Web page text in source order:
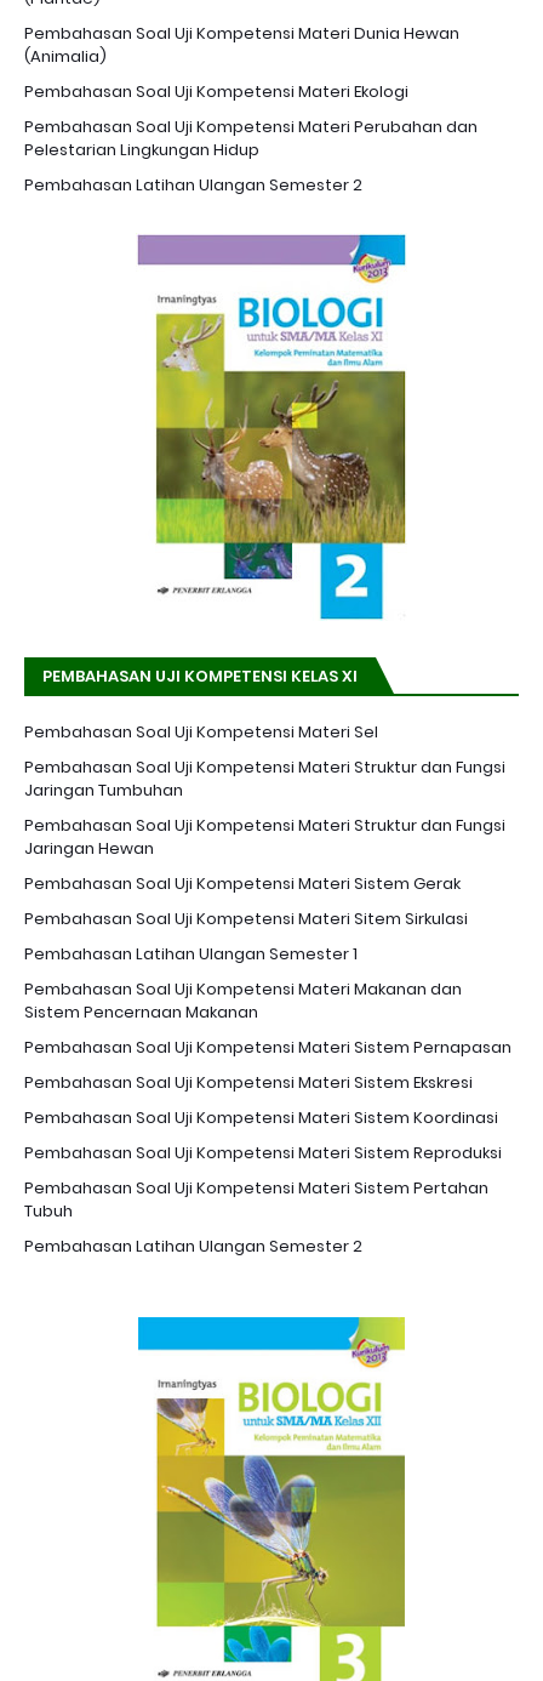
Pembahasan Soal Uji Kompetensi Materi Dunia Hewan
(Animalia)
Pembahasan Soal Uji Kompetensi Materi Ekologi
Pembahasan Soal Uji Kompetensi Materi Perubahan dan
Pelestarian Lingkungan Hidup
Pembahasan Latihan Ulangan Semester 2
PEMBAHASAN UJI KOMPETENSI KELAS XI
Pembahasan Soal Uji Kompetensi Materi Sel
Pembahasan Soal Uji Kompetensi Materi Struktur dan Fungsi
Jaringan Tumbuhan
Pembahasan Soal Uji Kompetensi Materi Struktur dan Fungsi
Jaringan Hewan
Pembahasan Soal Uji Kompetensi Materi Sistem Gerak
Pembahasan Soal Uji Kompetensi Materi Sitem Sirkulasi
Pembahasan Latihan Ulangan Semester 1
Pembahasan Soal Uji Kompetensi Materi Makanan dan
Sistem Pencernaan Makanan
Pembahasan Soal Uji Kompetensi Materi Sistem Pernapasan
Pembahasan Soal Uji Kompetensi Materi Sistem Ekskresi
Pembahasan Soal Uji Kompetensi Materi Sistem Koordinasi
Pembahasan Soal Uji Kompetensi Materi Sistem Reproduksi
Pembahasan Soal Uji Kompetensi Materi Sistem Pertahan
Tubuh
Pembahasan Latihan Ulangan Semester 2